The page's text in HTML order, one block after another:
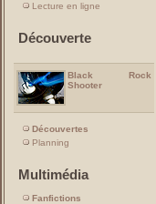
Lecture en ligne
Découverte
Black Rock
Shooter
Découvertes
Planning
Multimédia
Fanfictions